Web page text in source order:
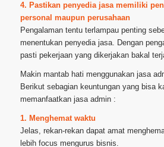
4. Pastikan penyedia jasa memiliki
personal maupun perusahaan
Pengalaman tentu terlampau penting
menentukan penyedia jasa. Dengan
pasti pekerjaan yang dikerjakan bakal
Makin mantab hati menggunakan jasa
Berikut sebagian keuntungan yang bisa
memanfaatkan jasa admin :
1. Menghemat waktu
Jelas, rekan-rekan dapat amat
lebih focus mengurus bisnis.